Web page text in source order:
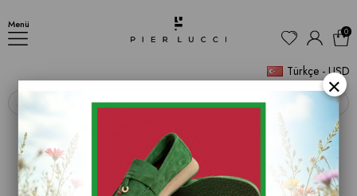
Menü
Türkçe - USD
0
×